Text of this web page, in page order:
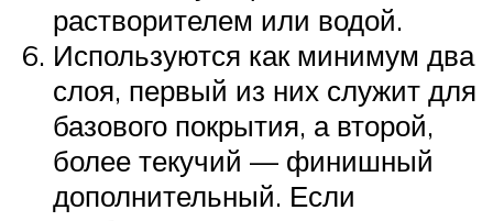
растворителем или водой.
Используются как минимум два
слоя, первый из них служит для
базового покрытия, а второй,
более текучий — финишный
дополнительный. Если